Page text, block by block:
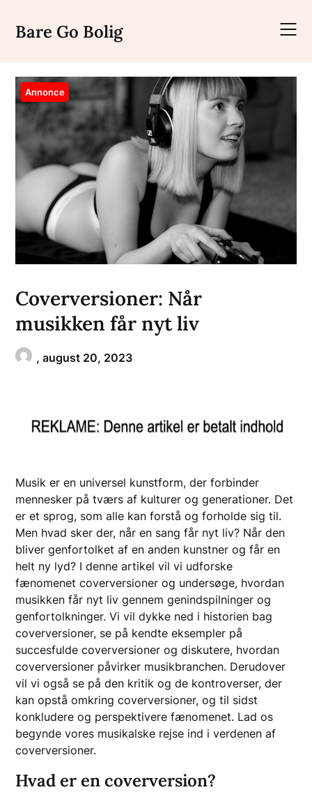
content
Bare Go Bolig
Annonce
Coverversioner: Når
musikken får nyt liv
,august 20, 2023
Musik er en universel kunstform, der forbinder
mennesker på tværs af kulturer og generationer. Det
er et sprog, som alle kan forstå og forholde sig til.
Men hvad sker der, når en sang får nyt liv? Når den
bliver genfortolket af en anden kunstner og får en
helt ny lyd? I denne artikel vil vi udforske
fænomenet coverversioner og undersøge, hvordan
musikken får nyt liv gennem genindspilninger og
genfortolkninger. Vi vil dykke ned i historien bag
coverversioner, se på kendte eksempler på
succesfulde coverversioner og diskutere, hvordan
coverversioner påvirker musikbranchen. Derudover
vil vi også se på den kritik og de kontroverser, der
kan opstå omkring coverversioner, og til sidst
konkludere og perspektivere fænomenet. Lad os
begynde vores musikalske rejse ind i verdenen af
coverversioner.
Hvad er en coverversion?